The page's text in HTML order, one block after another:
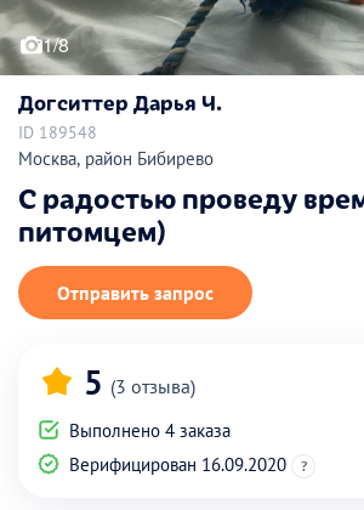
1/8
Догситтер Дарья Ч.
ID 189548
Москва, район Бибирево
С радостью проведу
питомцем)
Отправить запрос
5 (3 отзыва)
Выполнено 4 заказа
Верифицирован 16.09.2020
?